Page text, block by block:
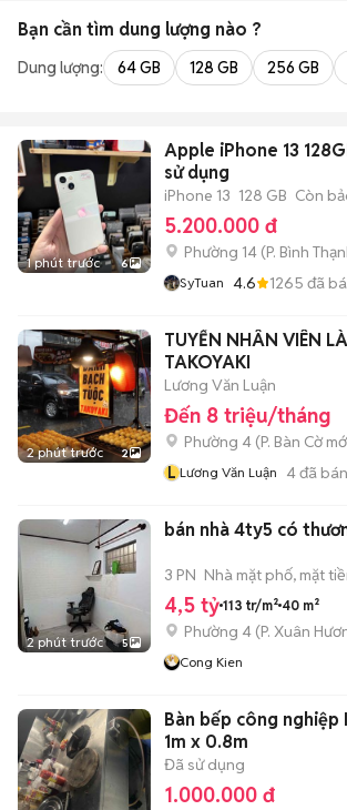
Bạn cần tìm dung lượng nào ?
Dung lượng: 64 GB 128 GB 256 GB
1 phút trước 6
Apple iPhone 13
sử dụng
iPhone 13 128 GB Còn
5.200.000 đ
Phường 14 (P. Bình
SyTuan 4.6 1265 đã
2 phút trước 2
TUYỂN NHÂN VIÊN
TAKOYAKI
Lương Văn Luận
Đến 8 triệu/tháng
Phường 4 (P. Bàn Cờ
L Lương Văn Luận 4đã bán
2 phút trước 5
bán nhà 4ty5 có
3 PN Nhà mặt phố, mặt
4,5 tỷ 113 tr/m² 40 m²
Phường 4 (P. Xuân
Cong Kien
Bàn bếp công nghiệp
1m x 0.8m
Đã sử dụng
1.000.000 đ